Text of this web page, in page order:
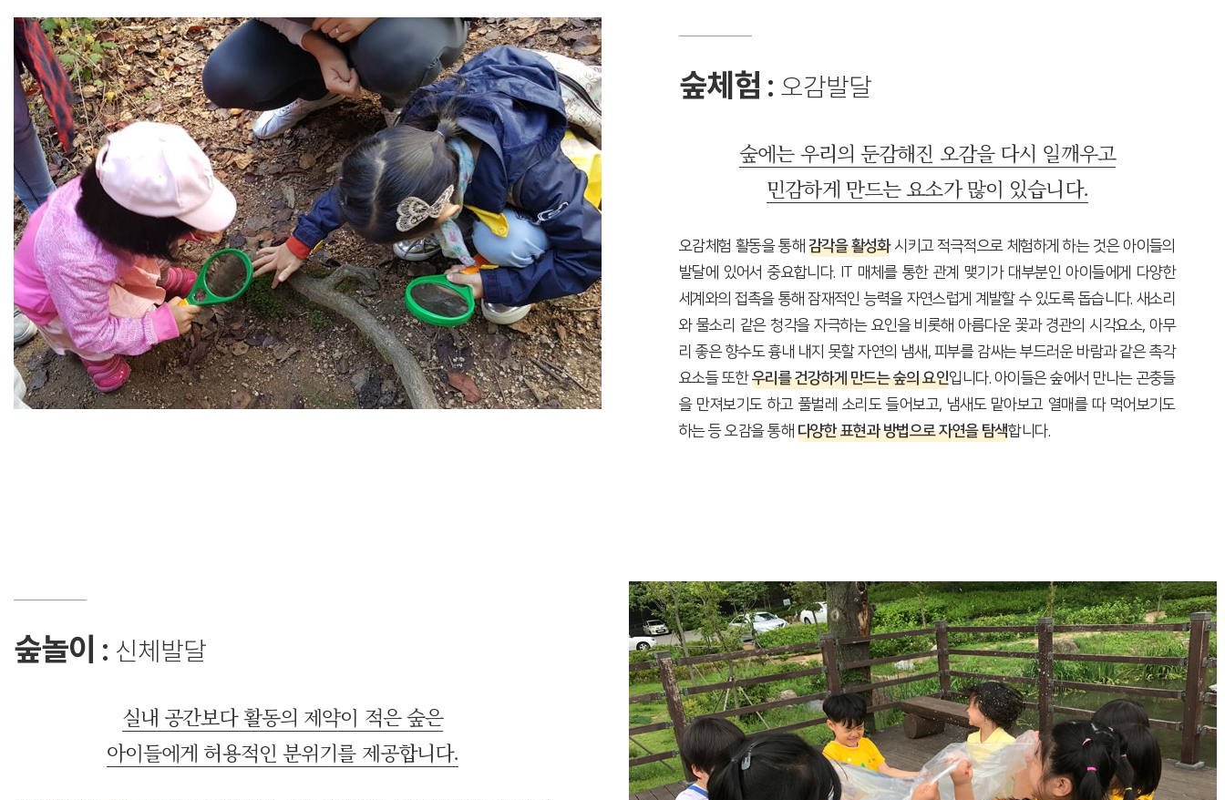
숲체험 : 오감발달
숲에는 우리의 둔감해진 오감을 다시 일깨우고
민감하게 만드는 요소가 많이 있습니다.
오감체험 활동을 통해 감각을 활성화시키고 적극적으로 체험하게 하는 것은 아이들의
발달에 있어서 중요합니다. IT 매체를 통한 관계 맺기가 대부분인 아이들에게 다양한
세계와의 접촉을 통해 잠재적인 능력을 자연스럽게 계발할 수 있도록 돕습니다. 새소리
와 물소리 같은 청각을 자극하는 요인을 비롯해 아름다운 꽃과 경관의 시각요소, 아무
리 좋은 향수도 흉내 내지 못할 자연의 냄새, 피부를 감싸는 부드러운 바람과 같은 촉각
요소들 또한우리를 건강하게 만드는 숲의 요인입니다. 아이들은 숲에서 만나는 곤충들
을 만져보기도 하고 풀벌레 소리도 들어보고, 냄새도 맡아보고 열매를 따 먹어보기도
하는 등 오감을 통해 다양한 표현과 방법으로 자연을 탐색합니다.
숲놀이 : 신체발달
실내 공간보다 활동의 제약이 적은 숲은
아이들에게 허용적인 분위기를 제공합니다.